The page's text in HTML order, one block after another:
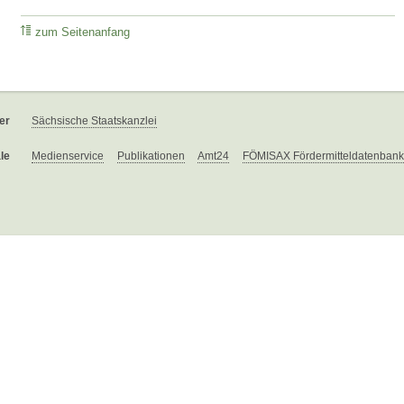
zum Seitenanfang
Sächsische Staatskanzlei
Medienservice Publikationen Amt24 FÖMISAX Fördermitteldatenbank